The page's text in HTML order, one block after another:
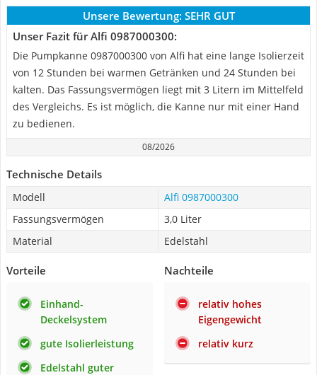
Unsere Bewertung: SEHR GUT
Unser Fazit für Alfi 0987000300:
Die Pumpkanne 0987000300 von Alfi hat eine lange Isolierzeit
von 12 Stunden bei warmen Getränken und 24 Stunden bei
kalten. Das Fassungsvermögen liegt mit 3 Litern im Mittelfeld
des Vergleichs. Es ist möglich, die Kanne nur mit einer Hand
zu bedienen.
08/2026
Technische Details
Modell
Alfi 0987000300
Fassungsvermögen
3,0 Liter
Material
Edelstahl
Vorteile
Einhand-
Deckelsystem
gute Isolierleistung
Edelstahl guter
Nachteile
relativ hohes
Eigengewicht
relativ kurz